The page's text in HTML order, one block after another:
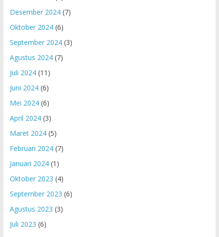
Desember 2024(7)
Oktober 2024(6)
September 2024(3)
Agustus 2024(7)
Juli 2024(11)
Juni 2024(6)
Mei 2024(6)
April 2024(3)
Maret 2024(5)
Februari 2024(7)
Januari 2024(1)
Oktober 2023 (4)
September 2023 (6)
Agustus 2023 (3)
Juli 2023 (6)